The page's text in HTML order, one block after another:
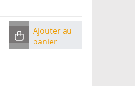
Ajouter au
panier